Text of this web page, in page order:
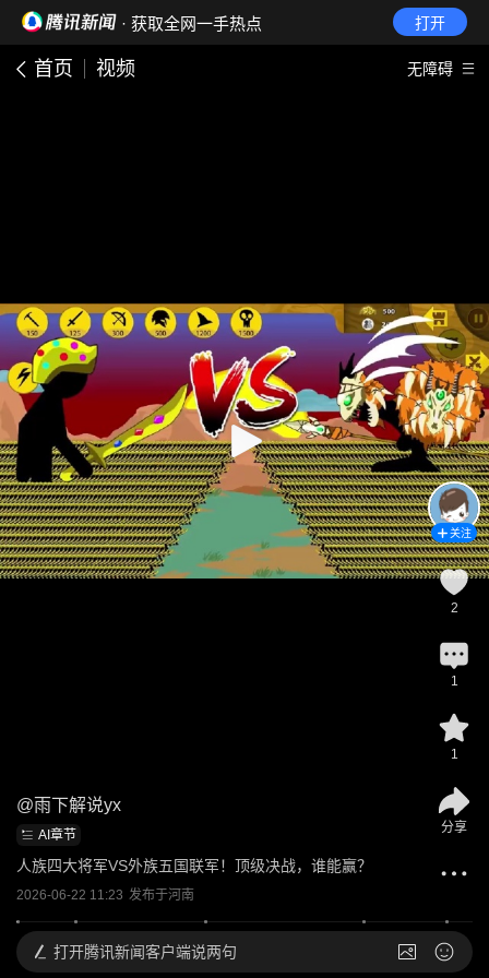
· 获取全网一手热点 打开
首页 视频 无障碍
@雨下解说yx
AI章节
人族四大将军VS外族五国联军！顶级决战，谁能赢？
2026-06-22 11:23 发布于河南
关注
2
1
1
分享
打开腾讯新闻客户端说两句